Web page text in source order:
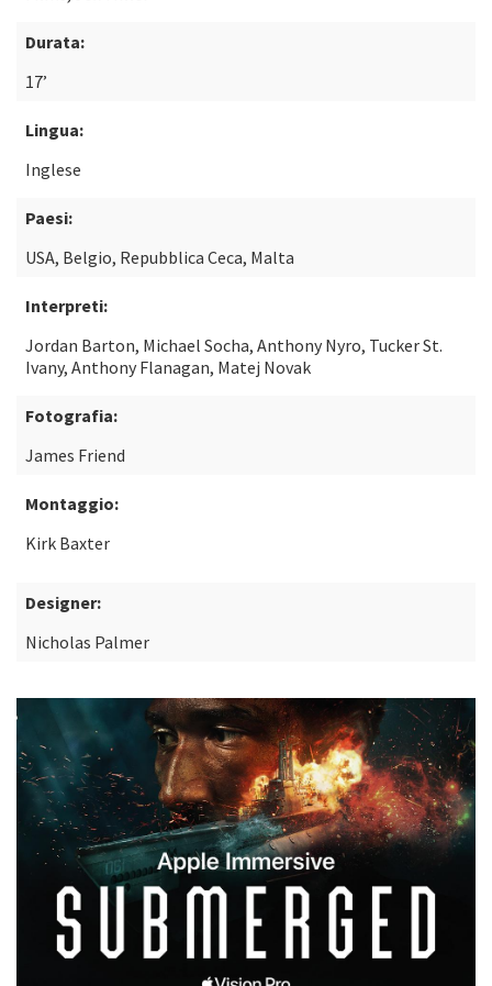
Durata:
17’
Lingua:
Inglese
Paesi:
USA, Belgio, Repubblica Ceca, Malta
Interpreti:
Jordan Barton, Michael Socha, Anthony Nyro, Tucker St.
Ivany, Anthony Flanagan, Matej Novak
Fotografia:
James Friend
Montaggio:
Kirk Baxter
Designer:
Nicholas Palmer